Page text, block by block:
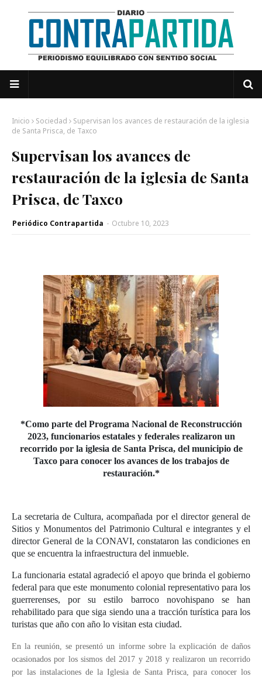
Inicio Sociedad
Supervisan los avances de restauración de la iglesia
de Santa Prisca, de Taxco
Supervisan los avances de
restauración de la iglesia de Santa
Prisca, de Taxco
Periódico Contrapartida - Octubre 10, 2023
*Como parte del Programa Nacional de Reconstrucción
2023, funcionarios estatales y federales realizaron un
recorrido por la iglesia de Santa Prisca, del municipio de
Taxco para conocer los avances de los trabajos de
restauración.*
La secretaria de Cultura, acompañada por el director general de
Sitios y Monumentos del Patrimonio Cultural e integrantes y el
director General de la CONAVI, constataron las condiciones en
que se encuentra la infraestructura del inmueble.
La funcionaria estatal agradeció el apoyo que brinda el gobierno
federal para que este monumento colonial representativo para los
guerrerenses, por su estilo barroco novohispano se han
rehabilitado para que siga siendo una a tracción turística para los
turistas que año con año lo visitan esta ciudad.
En la reunión, se presentó un informe sobre la explicación de daños
ocasionados por los sismos del 2017 y 2018 y realizaron un recorrido
por las instalaciones de la Iglesia de Santa Prisca, para conocer los